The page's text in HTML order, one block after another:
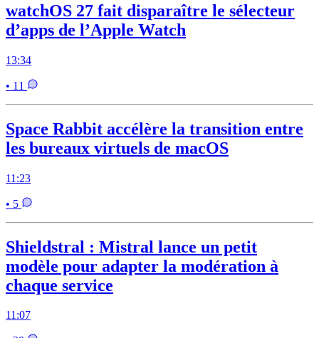
watchOS 27 fait disparaître le sélecteur
d’apps de l’Apple Watch
13:34
• 11
Space Rabbit accélère la transition entre
les bureaux virtuels de macOS
11:23
• 5
Shieldstral : Mistral lance un petit
modèle pour adapter la modération à
chaque service
11:07